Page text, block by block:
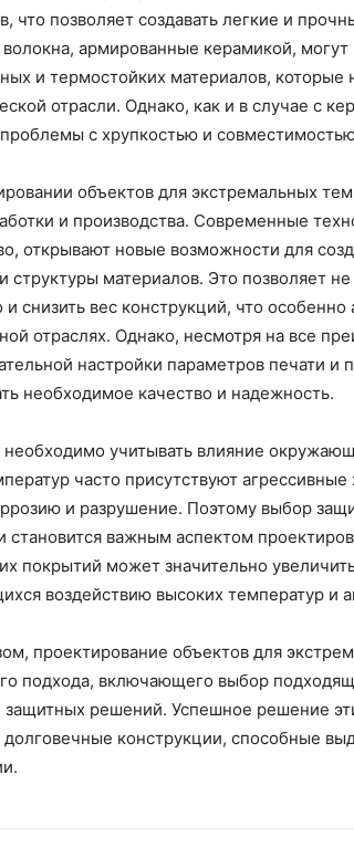
что позволяет создавать легкие и
армированные керамикой, могут
и термостойких материалов, которые
отрасли. Однако, как и в случае с
с хрупкостью и
объектов для экстремальных
и производства. Современные
открывают новые возможности для
структуры материалов. Это позволяет
и снизить вес конструкций, что
отраслях. Однако, несмотря на все
настройки параметров печати и
необходимое качество и надежность.
учитывать влияние
часто присутствуют
и разрушение. Поэтому выбор
становится важным аспектом
покрытий может значительно
воздействию высоких температур и
проектирование объектов для
подхода, включающего выбор
защитных решений. Успешное решение
конструкции, способные